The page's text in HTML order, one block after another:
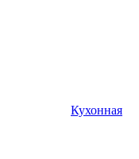
Кухонная